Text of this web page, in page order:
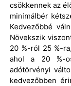
csökkennek az
minimálbér
Kedvezőbbé
Növekszik
20 %-ról 25 %-
ahol a 20 %-
adótörvényi
kedvezőbben